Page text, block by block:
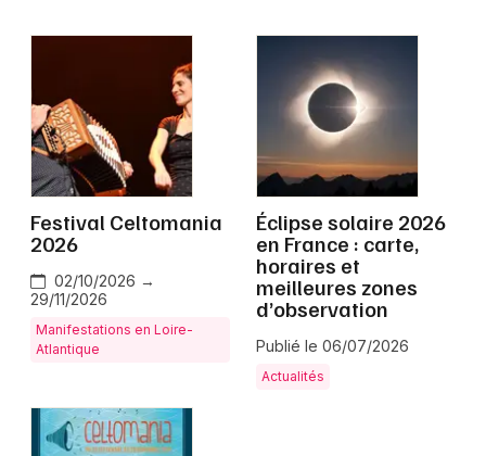
Sports
Soirées
Sorties famille
Expos
Sorties & loisirs
Pays de la Loire
Paris
Strasbourg
Toulouse
Toutes les villes
Festival Celtomania
2026
02/10/2026 →
29/11/2026
Manifestations en Loire-
Atlantique
Éclipse solaire 2026
en France : carte,
horaires et
meilleures zones
d’observation
Publié le 06/07/2026
Actualités